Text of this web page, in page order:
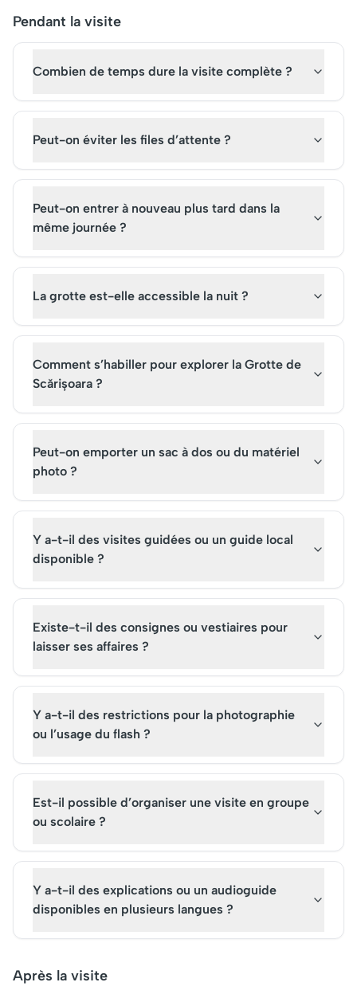
Pendant la visite
Combien de temps dure la visite complète ?
Peut-on éviter les files d’attente ?
Peut-on entrer à nouveau plus tard dans la
même journée ?
La grotte est-elle accessible la nuit ?
Comment s’habiller pour explorer la Grotte de
Scărișoara ?
Peut-on emporter un sac à dos ou du matériel
photo ?
Y a-t-il des visites guidées ou un guide local
disponible ?
Existe-t-il des consignes ou vestiaires pour
laisser ses affaires ?
Y a-t-il des restrictions pour la photographie
ou l’usage du flash ?
Est-il possible d’organiser une visite en groupe
ou scolaire ?
Y a-t-il des explications ou un audioguide
disponibles en plusieurs langues ?
Après la visite